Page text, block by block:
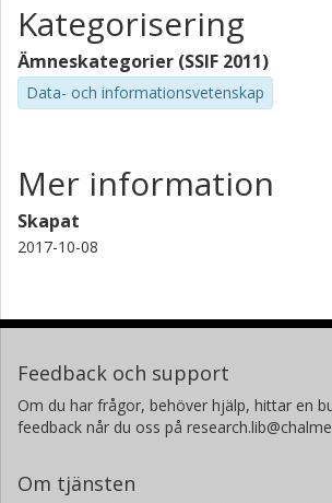
Kategorisering
Ämneskategorier (SSIF 2011)
Data- och informationsvetenskap
Mer information
Skapat
2017-10-08
Feedback och support
Om du har frågor, behöver hjälp, hittar en
feedback når du oss på
Om tjänsten